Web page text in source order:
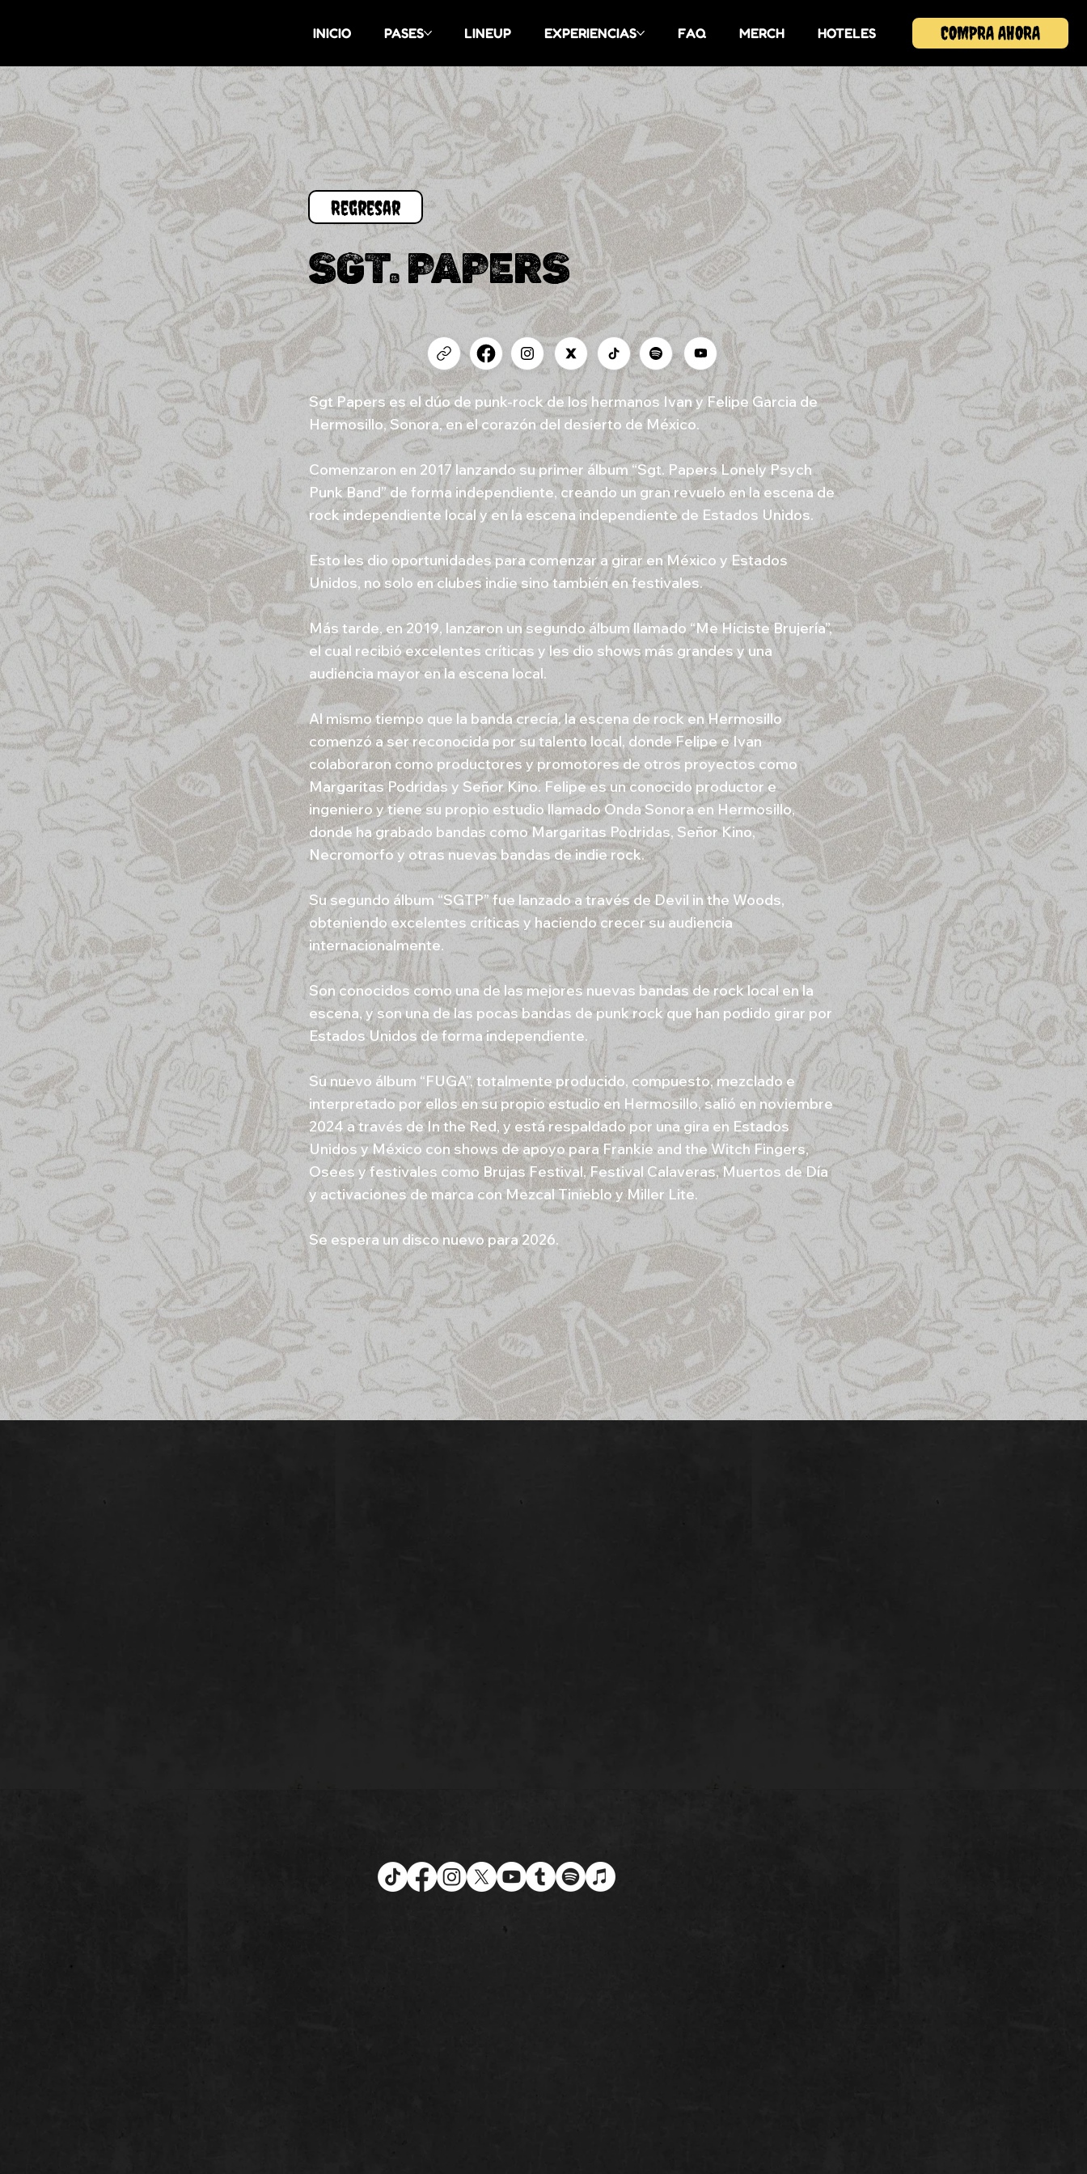
INICIO PASES LINEUP EXPERIENCIAS FAQ MERCH HOTELES COMPRA AHORA
SGT. PAPERS
Sgt Papers es el dúo de punk-rock de los hermanos Ivan y Felipe Garcia de
Hermosillo, Sonora, en el corazón del desierto de México.
Comenzaron en 2017 lanzando su primer álbum “Sgt. Papers Lonely Psych
Punk Band” de forma independiente, creando un gran revuelo en la escena de
rock independiente local y en la escena independiente de Estados Unidos.
Esto les dio oportunidades para comenzar a girar en México y Estados
Unidos, no solo en clubes indie sino también en festivales.
Más tarde, en 2019, lanzaron un segundo álbum llamado “Me Hiciste Brujería”,
el cual recibió excelentes críticas y les dio shows más grandes y una
audiencia mayor en la escena local.
Al mismo tiempo que la banda crecía, la escena de rock en Hermosillo
comenzó a ser reconocida por su talento local, donde Felipe e Ivan
colaboraron como productores y promotores de otros proyectos como
Margaritas Podridas y Señor Kino. Felipe es un conocido productor e
ingeniero y tiene su propio estudio llamado Onda Sonora en Hermosillo,
donde ha grabado bandas como Margaritas Podridas, Señor Kino,
Necromorfo y otras nuevas bandas de indie rock.
Su segundo álbum “SGTP” fue lanzado a través de Devil in the Woods,
obteniendo excelentes críticas y haciendo crecer su audiencia
internacionalmente.
Son conocidos como una de las mejores nuevas bandas de rock local en la
escena, y son una de las pocas bandas de punk rock que han podido girar por
Estados Unidos de forma independiente.
Su nuevo álbum “FUGA”, totalmente producido, compuesto, mezclado e
interpretado por ellos en su propio estudio en Hermosillo, salió en noviembre
2024 a través de In the Red, y está respaldado por una gira en Estados
Unidos y México con shows de apoyo para Frankie and the Witch Fingers,
Osees y festivales como Brujas Festival, Festival Calaveras, Muertos de Día
y activaciones de marca con Mezcal Tinieblo y Miller Lite.
Se espera un disco nuevo para 2026.